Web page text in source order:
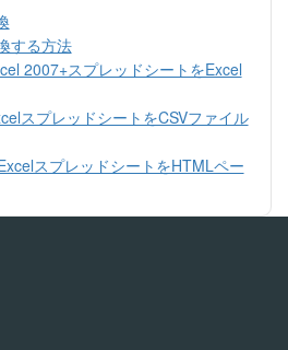
する方法
2007+スプレッドシートをExcel
スプレッドシートをCSVファイル
スプレッドシートをHTMLペー